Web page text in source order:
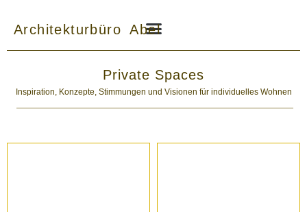
InhaltArchitekturbüro Abel
Private Spaces
Inspiration, Konzepte, Stimmungen und Visionen für individuelles Wohnen